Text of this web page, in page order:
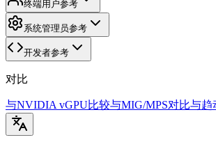
终端用户参考
系统管理员参考
开发者参考
对比
与NVIDIA vGPU比较与MIG/MPS对比与趋